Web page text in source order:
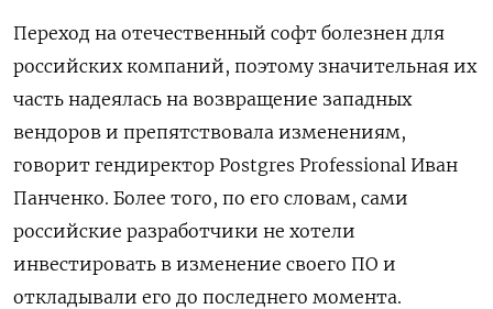
Переход на отечественный софт болезнен для
российских компаний, поэтому значительная их
часть надеялась на возвращение западных
вендоров и препятствовала изменениям,
говорит гендиректор Postgres Professional Иван
Панченко. Более того, по его словам, сами
российские разработчики не хотели
инвестировать в изменение своего ПО и
откладывали его до последнего момента.